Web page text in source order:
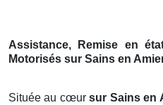
Assistance, Remise en
Motorisés sur Sains en
Située au cœursur Sains en